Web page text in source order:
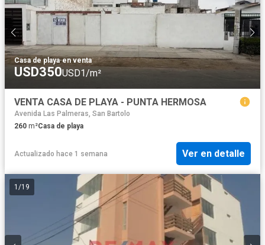
Casa de playa·en venta
USD350USD1/m²
VENTA CASA DE PLAYA - PUNTA HERMOSA
Avenida Las Palmeras, San Bartolo
260 m²Casa de playa
Actualizado hace 1 semana Ver en detalle
1 /19